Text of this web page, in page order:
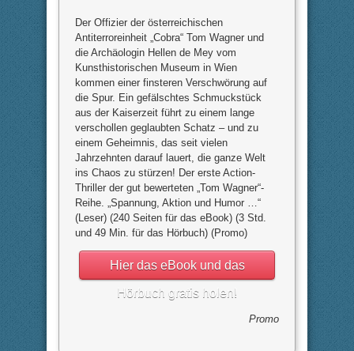
Der Offizier der österreichischen
Antiterroreinheit „Cobra“ Tom Wagner und
die Archäologin Hellen de Mey vom
Kunsthistorischen Museum in Wien
kommen einer finsteren Verschwörung auf
die Spur. Ein gefälschtes Schmuckstück
aus der Kaiserzeit führt zu einem lange
verschollen geglaubten Schatz – und zu
einem Geheimnis, das seit vielen
Jahrzehnten darauf lauert, die ganze Welt
ins Chaos zu stürzen! Der erste Action-
Thriller der gut bewerteten „Tom Wagner“-
Reihe. „Spannung, Aktion und Humor …“
(Leser) (240 Seiten für das eBook) (3 Std.
und 49 Min. für das Hörbuch) (Promo)
Hier das eBook und das
Hörbuch gratis holen!
Promo